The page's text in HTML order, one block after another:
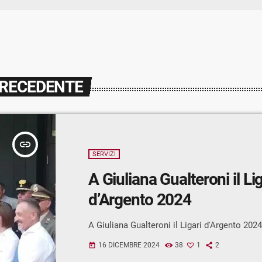
insert_link
SERVIZI
A Giuliana Gualteroni il
d’Argento 2024
A Giuliana Gualteroni il Ligari d'Argento 2024
today 16 DICEMBRE 2024 38 1 2